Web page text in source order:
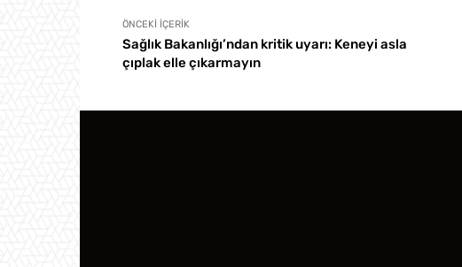
ÖNCEKI İÇERIK
Sağlık Bakanlığı’ndan kritik uyarı: Keneyi asla
çıplak elle çıkarmayın